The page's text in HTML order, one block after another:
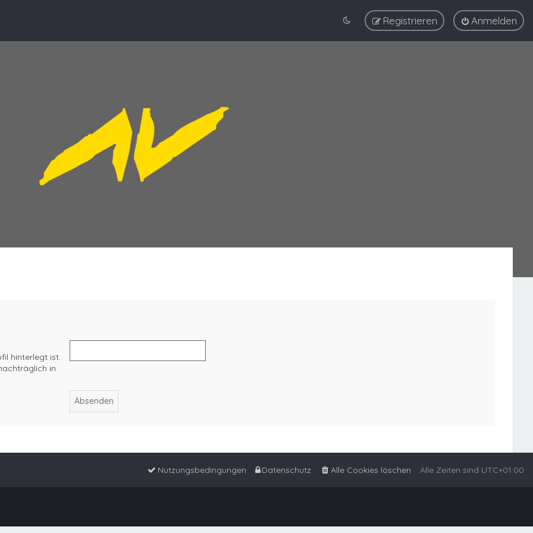
Anmelden
Registrieren
hinterlegt ist.
in
Alle Zeiten sind UTC+01:00
Alle Cookies löschen
Datenschutz
Nutzungsbedingungen